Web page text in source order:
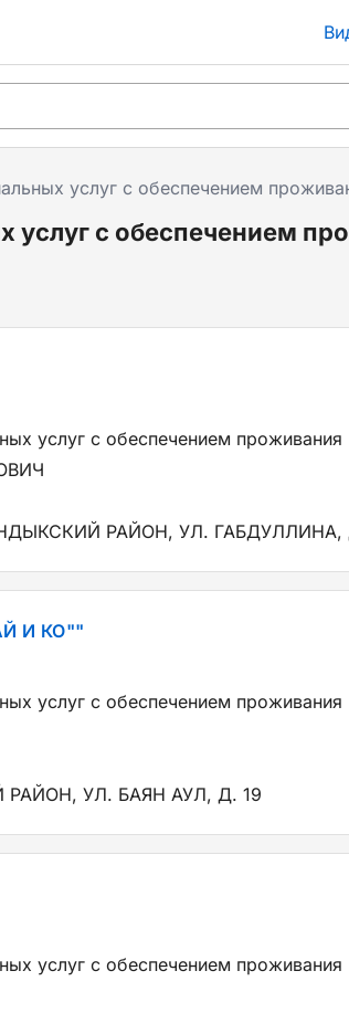
услуг с обеспечением
услуг с обеспечением
услуг с обеспечением проживания
РАЙОН, УЛ. ГАБДУЛЛИНА,
И КО""
услуг с обеспечением проживания
УЛ. БАЯН АУЛ, Д. 19
услуг с обеспечением проживания